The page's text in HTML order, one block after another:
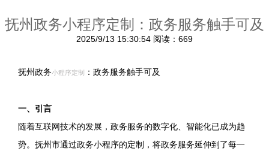
抚州政务小程序定制：政务服务触手可及
2025/9/13 15:30:54 阅读：669
抚州政务小程序定制 ：政务服务触手可及
一、引言
随着互联网技术的发展，政务服务的数字化、智能化已成为趋
势。抚州市通过政务小程序的定制，将政务服务延伸到了每一